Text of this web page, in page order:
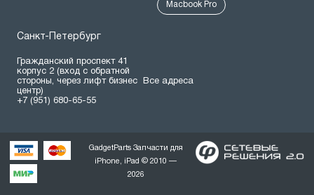
Macbook Pro
Санкт-Петербург
Гражданский проспект 41
корпус 2 (вход с обратной
стороны, через лифт бизнес
центр)
+7 (951) 680-65-55
Все адреса
GadgetParts Запчасти для
iPhone, iPad © 2010 —
2026